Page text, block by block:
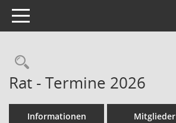
Toggle navigation
Rechercheauswahl
Rat - Termine 2026
Informationen Mitglieder